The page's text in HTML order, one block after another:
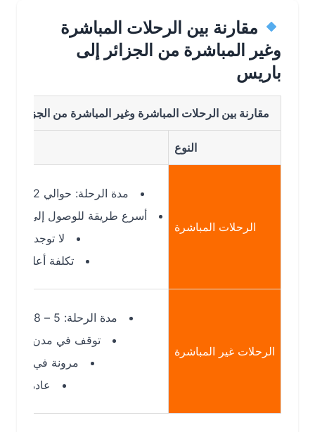
مقارنة بين الرحلات المباشرة
وغير المباشرة من الجزائر إلى
باريس
مقارنة بين الرحلات المباشرة وغير المباشرة من الجزائر الى
الرحلات المباشرة
مدة الرحلة: حوالي 2س 30د
أسرع طريقة للوصول إلى باريس
لا توجد توقفات
تكلفة أعلى نسبيًا
الرحلات غير المباشرة
مدة الرحلة: 5 – 8 ساعات
توقف في مدن أوروبية
مرونة في الأسعار
عادة أرخص